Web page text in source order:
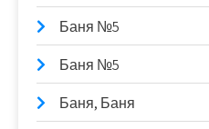
Баня №5
Баня №5
Баня, Баня